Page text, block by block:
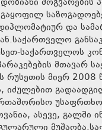
დიპლომატიურ და
საქართველოს
მიერ 2008
იძულებით
ასევე, გალში